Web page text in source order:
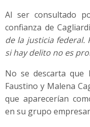
Al ser consultado
confianza de
de la justicia federal.
si hay delito no es
No se descarta que
Faustino y Malena
que aparecerían
en su grupo